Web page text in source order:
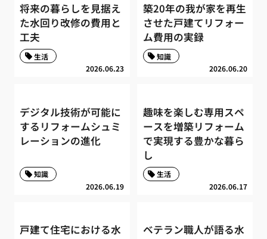
将来の暮らしを見据え
た水回り改修の費用と
工夫
2026.06.23
生活
築20年の我が家を再生
させた戸建てリフォー
ム費用の実録
2026.06.20
知識
デジタル技術が可能に
するリフォームシュミ
レーションの進化
2026.06.19
知識
趣味を楽しむ専用スペ
ースを増築リフォーム
で実現する豊かな暮ら
し
2026.06.17
生活
戸建て住宅における水
ベテラン職人が語る水